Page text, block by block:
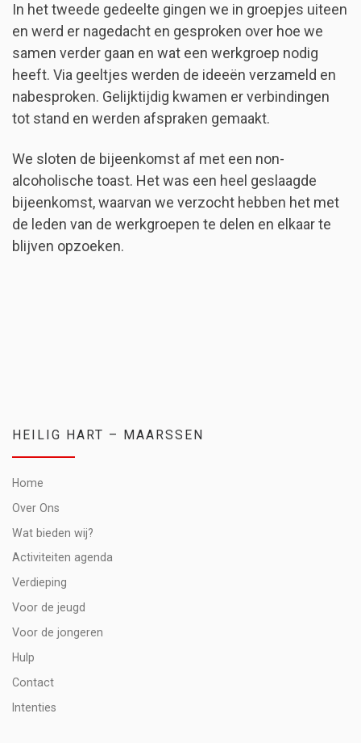
In het tweede gedeelte gingen we in groepjes uiteen
en werd er nagedacht en gesproken over hoe we
samen verder gaan en wat een werkgroep nodig
heeft. Via geeltjes werden de ideeën verzameld en
nabesproken. Gelijktijdig kwamen er verbindingen
tot stand en werden afspraken gemaakt.
We sloten de bijeenkomst af met een non-
alcoholische toast. Het was een heel geslaagde
bijeenkomst, waarvan we verzocht hebben het met
de leden van de werkgroepen te delen en elkaar te
blijven opzoeken.
HEILIG HART – MAARSSEN
Home
Over Ons
Wat bieden wij?
Activiteiten agenda
Verdieping
Voor de jeugd
Voor de jongeren
Hulp
Contact
Intenties